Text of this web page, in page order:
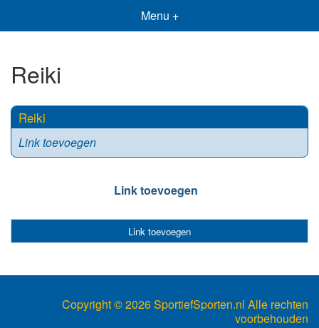
Menu +
Reiki
Reiki
Link toevoegen
Link toevoegen
Link toevoegen
Copyright ©2026 SportiefSporten.nl Alle rechten
voorbehouden